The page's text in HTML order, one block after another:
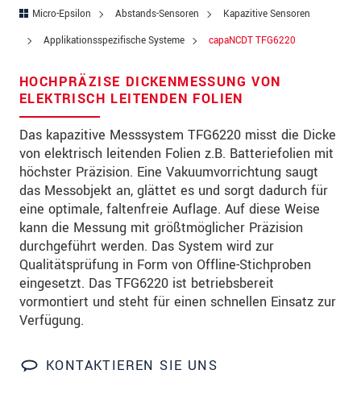
Micro-Epsilon Abstands-Sensoren
Kapazitive Sensoren
Applikationsspezifische Systeme
capaNCDT TFG6220
HOCHPRÄZISE DICKENMESSUNG VON
ELEKTRISCH LEITENDEN FOLIEN
Das kapazitive Messsystem TFG6220 misst die Dicke
von elektrisch leitenden Folien z.B. Batteriefolien mit
höchster Präzision. Eine Vakuumvorrichtung saugt
das Messobjekt an, glättet es und sorgt dadurch für
eine optimale, faltenfreie Auflage. Auf diese Weise
kann die Messung mit größtmöglicher Präzision
durchgeführt werden. Das System wird zur
Qualitätsprüfung in Form von Offline-Stichproben
eingesetzt. Das TFG6220 ist betriebsbereit
vormontiert und steht für einen schnellen Einsatz zur
Verfügung.
KONTAKTIEREN SIE UNS
PLZ
Ort *
Land *
Telefon
Email*
Nachricht*
Bitte halten Sie mich per Mail über
Produktinnovationen auf dem Laufenden
* Pflichtangaben
dazu unsereDatenschutzerklärung